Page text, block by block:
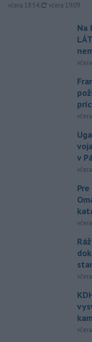
včera 18:54, aktualizované
včera 19:09
Na
v